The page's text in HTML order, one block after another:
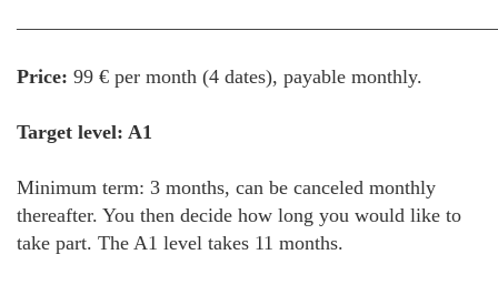
Price: 99 € per month (4 dates), payable monthly.
Target level: A1
Minimum term: 3 months, can be canceled monthly
thereafter. You then decide how long you would like to
take part. The A1 level takes 11 months.